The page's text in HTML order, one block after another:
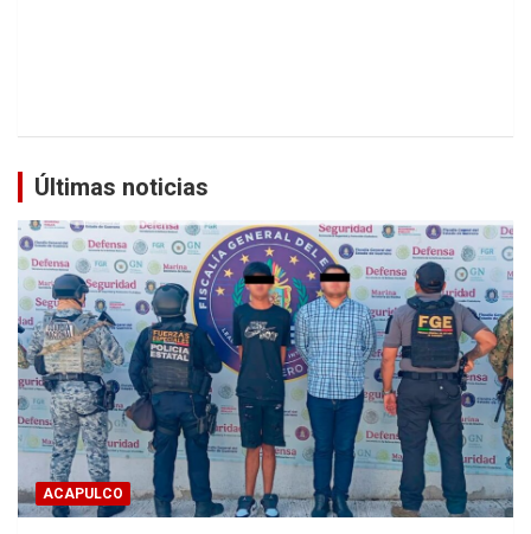
Últimas noticias
ACAPULCO